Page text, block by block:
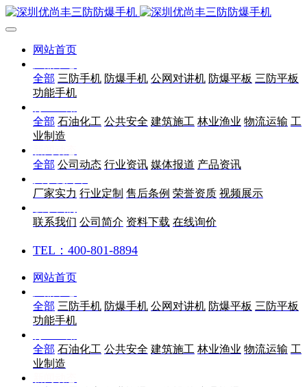
网站首页
全部 三防手机 防爆手机 公网对讲机 防爆平板 三防平板
功能手机
全部 石油化工 公共安全 建筑施工 林业渔业 物流运输 工
业制造
全部 公司动态 行业资讯 媒体报道 产品资讯
厂家实力 行业定制 售后条例 荣誉资质 视频展示
联系我们 公司简介 资料下载 在线询价
TEL：400-801-8894
网站首页
全部 三防手机 防爆手机 公网对讲机 防爆平板 三防平板
功能手机
全部 石油化工 公共安全 建筑施工 林业渔业 物流运输 工
业制造